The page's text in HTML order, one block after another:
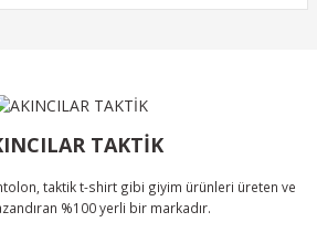
daha pahalı.
alternatifler olmalı.
Ürün Bulunamadı.
TAKTİK
taktik t-shirt gibi giyim ürünleri üreten ve
%100 yerli bir markadır.